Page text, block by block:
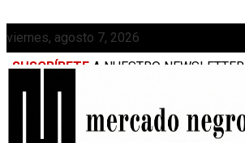
viernes, agosto 7, 2026
SUSCRÍBETE A NUESTRO NEWSLETTER
MEDIAKIT